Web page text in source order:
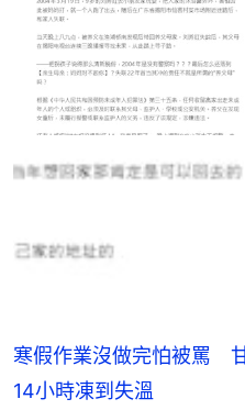
寒假作業沒做完怕被罵
14小時凍到失溫